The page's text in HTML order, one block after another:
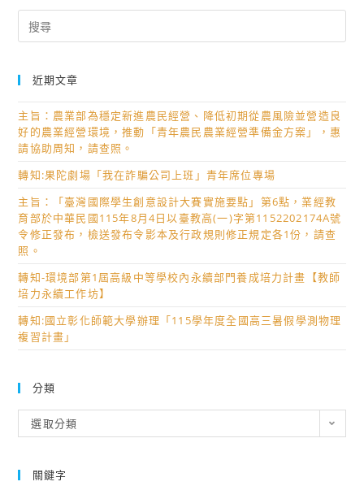
for:
近期文章
主旨：農業部為穩定新進農民經營、降低初期從農風險並營造良
好的農業經營環境，推動「青年農民農業經營準備金方案」，惠
請協助周知，請查照。
轉知:果陀劇場「我在詐騙公司上班」青年席位專場
主旨：「臺灣國際學生創意設計大賽實施要點」第6點，業經教
育部於中華民國115年8月4日以臺教高(一)字第1152202174A號
令修正發布，檢送發布令影本及行政規則修正規定各1份，請查
照。
轉知-環境部第1屆高級中等學校內永續部門養成培力計畫【教師
培力永續工作坊】
轉知:國立彰化師範大學辦理「115學年度全國高三暑假學測物理
複習計畫」
分類
類
選取分類
關鍵字